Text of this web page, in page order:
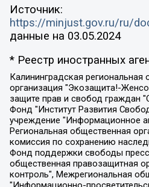
Источник:
https://minjust.gov.ru/ru/
данные на 03.05.2024
* Реестр иностранных
Калининградская региональная общественная организация "Экозащита!-Женсовет", Фонд содействия защите прав и свобод граждан "Общественный вердикт", Фонд "Институт Развития Свободы Информации", Частное учреждение "Информационное агентство МЕМО. РУ", Региональная общественная организация "Общественная комиссия по сохранению наследия академика Сахарова", Фонд поддержки свободы прессы, Санкт-Петербургская общественная правозащитная организация "Гражданский контроль", Межрегиональная общественная организация "Информационно-просветительский центр "Мемориал", Региональный Фонд "Центр Защиты Прав Средств Массовой Информации", с 05.12.2023 Фонд "Центр Защиты Прав Средств массовой информации", Региональная общественная благотворительная организация помощи беженцам и мигрантам "Гражданское содействие", Негосударственное образовательное учреждение дополнительного профессионального образования (повышение квалификации) специалистов "АКАДЕМИЯ ПО ПРАВАМ ЧЕЛОВЕКА", Свердловская региональная общественная организация "Сутяжник", Автономная некоммерческая организация "Центр независимых социологических исследований", Союз общественных объединений "Российский исследовательский центр по правам человека", Региональное общественное учреждение научно-информационный центр "МЕМОРИАЛ", Некоммерческая организация "Фонд защиты гласности", Автономная некоммерческая организация "Институт прав человека", Городская общественная организация "Екатеринбургское общество "МЕМОРИАЛ", Городская общественная организация "Рязанское историко-просветительское и правозащитное общество "Мемориал" (Рязанский Мемориал), Челябинский региональный орган общественной самодеятельности – женское общественное объединение "Женщины Евразии", Челябинский региональный орган общественной самодеятельности "Уральская правозащитная группа", Фонд содействия защите здоровья и социальной справедливости имени Андрея Рылькова, Автономная Некоммерческая Организация "Аналитический Центр Юрия Левады", Автономная некоммерческая организация социальной поддержки населения "Проект Апрель", Региональная общественная организация помощи женщинам и детям, находящимся в кризисной ситуации "Информационно-методический центр "Анна", Фонд содействия развитию массовых коммуникаций и правовому просвещению "Так-так-Так", Фонд содействия устойчивому развитию "Серебряная тайга", Свердловский региональный общественный фонд социальных проектов "Новое время", "Idel.Реалии", Кавказ.Реалии, Крым.Реалии, Телеканал Настоящее Время, Татаро-башкирская служба Радио Свобода (Azatliq Radiosi), Радио Свободная Европа/Радио Свобода (PCE/PC), "Сибирь.Реалии", "Фактограф", Благотворительный фонд помощи осужденным и их семьям, Автономная некоммерческая организация "Институт глобализации и социальных движений", Фонд "В защиту прав заключенных", Частное учреждение "Центр поддержки и содействия развитию средств массовой информации", Пензенский региональный общественный благотворительный фонд "Гражданский союз", "Север.Реалии", Некоммерческая организация Фонд "Правовая инициатива", Общество с ограниченной ответственностью "Радио Свободная Европа/Радио Свобода", Чешское информационное агентство "MEDIUM-ORIENT", Красноярская региональная общественная организация "Мы против СПИДа", Камалягин Денис Николаевич, Маркелов Сергей Евгеньевич, Пономарев Лев Александрович, Савицкая Людмила Алексеевна, Автономная некоммерческая организация "Центр по работе с проблемой насилия "НАСИЛИЮ.НЕТ", Межрегиональный профессиональный союз работников здравоохранения "Альянс врачей", Юридическое лицо, зарегистрированное в Латвийской Республике, SIA "Medusa Project" (регистрационный номер 40103797863, дата регистрации 10.06.2014), Некоммерческая организация "Фонд по борьбе с коррупцией", Автономная некоммерческая организация "Институт права и публичной политики", Баданин Роман Сергеевич, Гликин Максим Александрович, Железнова Мария Михайловна, Лукьянова Юлия Сергеевна, Маетная Елизавета Витальевна, Маняхин Петр Борисович, Чуракова Ольга Владимировна, Ярош Юлия Петровна, Юридическое лицо "The Insider SIA", зарегистрированное в Риге, Латвийская Республика (дата регистрации 26.06.2015), являющееся администратором доменного имени интернет-издания "The Insider SIA", https://theins.ru, Постернак Алексей Евгеньевич, Рубин Михаил Аркадьевич, Анин Роман Александрович, Юридическое лицо Istories fonds, зарегистрированное в Латвийской Республике (регистрационный номер 50008295751, дата регистрации 24.02.2020), Великовский Дмитрий Александрович, Долинина Ирина Николаевна, Мароховская Алеся Алексеевна, Шлейнов Роман Юрьевич, Шмагун Олеся Валентиновна, Общество с ограниченной ответственностью "Альтаир 2021", Общество с ограниченной ответственностью "Вега 2021", Общество с ограниченной ответственностью "Главный редактор 2021", Общество с ограниченной ответственностью "Ромашки монолит", Важенков Артем Валерьевич, Ивановская областная общественная организация "Центр гендерных исследований", Гурман Юрий Альбертович, Медиапроект "ОВД-Инфо", Егоров Владимир Владимирович, Жилинский Владимир Александрович, Общество с ограниченной ответственностью "ЗП", Иванова София Юрьевна, Карезина Инна Павловна, Кильтау Екатерина Викторовна, Петров Алексей Викторович, Пискунов Сергей Евгеньевич, Смирнов Сергей Сергеевич, Тихонов Михаил Сергеевич, Общество с ограниченной ответственностью "ЖУРНАЛИСТ-ИНОСТРАННЫЙ АГЕНТ", Арапова Галина Юрьевна, Вольтская Татьяна Анатольевна, Американская компания "Mason G.E.S. Anonymous Foundation" (США), являющаяся владельцем интернет-издания https://mnews.world/, Компания "Stichting Bellingcat", зарегистрированная в Нидерландах (дата регистрации 11.07.2018), Захаров Андрей Вячеславович, Клепиковская Екатерина Дмитриевна, Общество с ограниченной ответственностью "МЕМО", Перл Роман Александрович, Симонов Евгений Алексеевич, Соловьева Елена Анатольевна, Сотников Даниил Владимирович, Сурначева Елизавета Дмитриевна, Автономная некоммерческая организация по защите прав человека и информированию населения "Якутия – Наше Мнение", Общество с ограниченной ответственностью "Москоу диджитал медиа", с 26.01.2023 Общество с ограниченной ответственностью "Чайка Белые сады", Ветошкина Валерия Валерьевна, Заговора Максим Александрович, Межрегиональное общественное движение "Российская ЛГБТ - сеть", Оленичев Максим Владимирович, Павлов Иван Юрьевич, Скворцова Елена Сергеевна, Общество с ограниченной ответственностью "Как бы инагент", Кочетков Игорь Викторович, Общество с ограниченной ответственностью "Честные выборы", Еланчик Олег Александрович, Общество с ограниченной ответственностью "Нобелевский призыв", Гималова Регина Эмилевна, Григорьев Андрей Валерьевич, Григорьева Алина Александровна, Ассоциация по содействию защите прав призывников, альтернативнослужащих и военнослужащих "Правозащитная группа "Гражданин.Армия.Право", Хисамова Регина Фаритовна, Автономная некоммерческая организация по реализации социально-правовых программ "Лилит", Дальневосточное общественное